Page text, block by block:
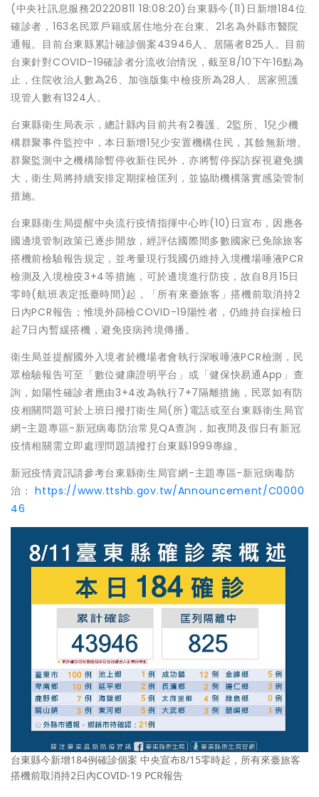
(中央社訊息服務20220811 18:08:20)台東縣今(11)日新增184位
確診者，163名民眾戶籍或居住地分在台東、21名為外縣市醫院
通報。目前台東縣累計確診個案43946人、居隔者825人。目前
台東針對COVID-19確診者分流收治情況，截至8/10下午16點為
止，住院收治人數為26、加強版集中檢疫所為28人、居家照護
現管人數有1324人。
台東縣衛生局表示，總計縣內目前共有2養護、2監所、1兒少機
構群聚事件監控中，本日新增1兒少安置機構住民，其餘無新增。
群聚監測中之機構除暫停收新住民外，亦將暫停探訪探視避免擴
大，衛生局將持續安排定期採檢匡列，並協助機構落實感染管制
措施。
台東縣衛生局提醒中央流行疫情指揮中心昨(10)日宣布，因應各
國邊境管制政策已逐步開放，經評估國際間多數國家已免除旅客
搭機前檢驗報告規定，並考量現行我國仍維持入境機場唾液PCR
檢測及入境檢疫3+4等措施，可於邊境進行防疫，故自8月15日
零時(航班表定抵臺時間)起，「所有來臺旅客」搭機前取消持2
日內PCR報告；惟境外篩檢COVID-19陽性者，仍維持自採檢日
起7日內暫緩搭機，避免疫病跨境傳播。
衛生局並提醒國外入境者於機場者會執行深喉唾液PCR檢測，民
眾檢驗報告可至「數位健康證明平台」或「健保快易通App」查
詢，如陽性確診者應由3+4改為執行7+7隔離措施，民眾如有防
疫相關問題可於上班日撥打衛生局(所)電話或至台東縣衛生局官
網-主題專區-新冠病毒防治常見QA查詢，如夜間及假日有新冠
疫情相關需立即處理問題請撥打台東縣1999專線。
新冠疫情資訊請參考台東縣衛生局官網-主題專區-新冠病毒防
治：https://www.ttshb.gov.tw/Announcement/C0000
46
台東縣今新增184例確診個案 中央宣布8/15零時起，所有來臺旅客
搭機前取消持2日內COVID-19 PCR報告